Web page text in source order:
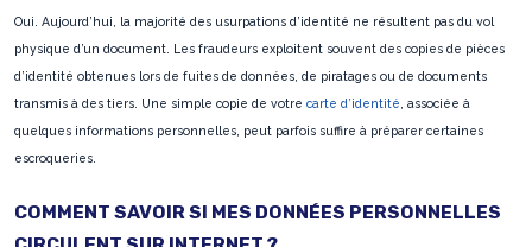
Oui. Aujourd’hui, la majorité des usurpations d’identité ne résultent pas du vol
physique d’un document. Les fraudeurs exploitent souvent des copies de pièces
d’identité obtenues lors de fuites de données, de piratages ou de documents
transmis à des tiers. Une simple copie de votre carte d’identité , associée à
quelques informations personnelles, peut parfois suffire à préparer certaines
escroqueries.
COMMENT SAVOIR SI MES DONNÉES PERSONNELLES